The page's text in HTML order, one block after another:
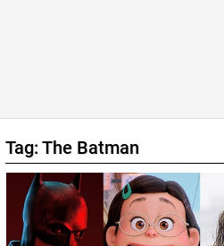
Tag: The Batman